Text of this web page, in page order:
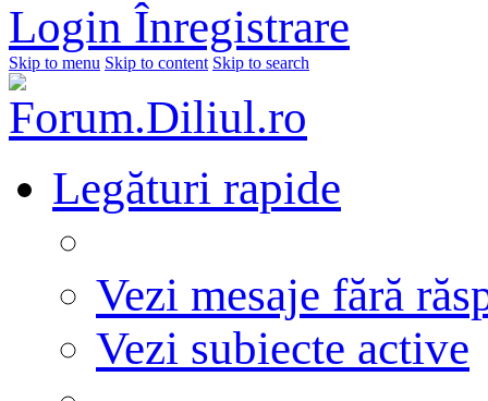
Login Înregistrare
Skip to menu Skip to content Skip to search
Legături rapide
Vezi mesaje fără
Vezi subiecte active